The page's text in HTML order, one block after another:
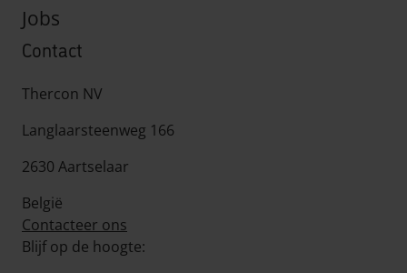
Jobs
Contact
Thercon NV
Langlaarsteenweg 166
2630 Aartselaar
België
Contacteer ons
Blijf op de hoogte: